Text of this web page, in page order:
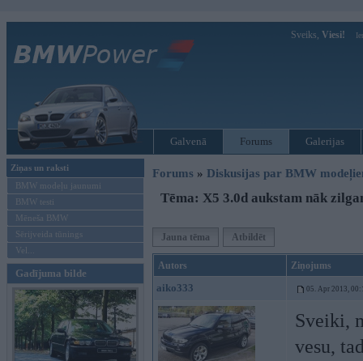
Sveiks, Viesi!
Galvenā Forums Galerijas
Ziņas un raksti
BMW modeļu jaunumi
BMW testi
Mēneša BMW
Sērijveida tūnings
Vel...
Gadījuma bilde
Forums » Diskusijas par BMW
Tēma: X5 3.0d aukstam nāk
Jauna tēma Atbildēt
Autors Ziņojums
aiko333 05. Apr 2013,
Sveiki,
vesu,